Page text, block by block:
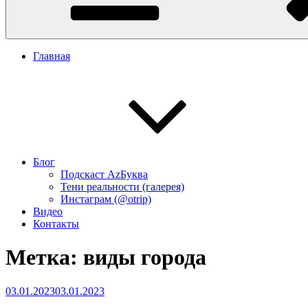
Главная
Блог
Подскаст АzБуква
Тени реальности (галерея)
Инстаграм (@otrip)
Видео
Контакты
Метка: виды города
Опубликовано
03.01.202303.01.2023